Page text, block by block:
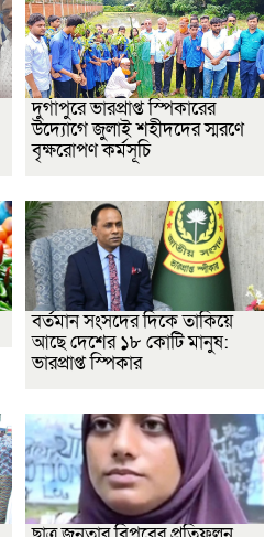
দুর্গাপুরে ভারপ্রাপ্ত স্পিকারের
উদ্যোগে জুলাই শহীদদের স্মরণে
বৃক্ষরোপণ কর্মসূচি
বর্তমান সংসদের দিকে তাকিয়ে
আছে দেশের ১৮ কোটি মানুষ:
ভারপ্রাপ্ত স্পিকার